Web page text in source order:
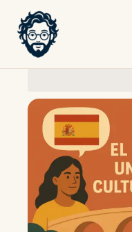
content